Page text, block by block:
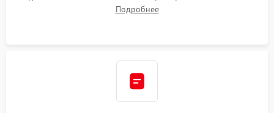
Сброс настроек и обновление программного обеспечения.
Подробнее